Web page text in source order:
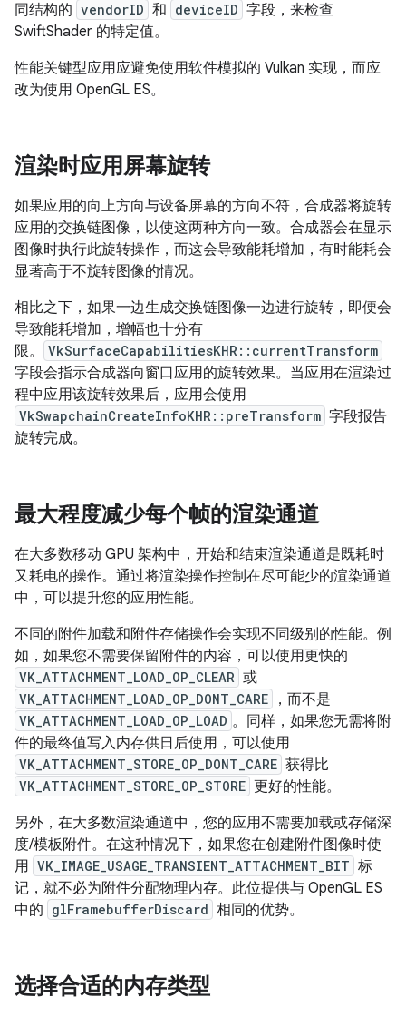
同结构的 vendorID 和 deviceID 字段，来检查
SwiftShader 的特定值。
性能关键型应用应避免使用软件模拟的 Vulkan 实现，而应
改为使用 OpenGL ES。
渲染时应用屏幕旋转
如果应用的向上方向与设备屏幕的方向不符，合成器将旋转
应用的交换链图像，以使这两种方向一致。合成器会在显示
图像时执行此旋转操作，而这会导致能耗增加，有时能耗会
显著高于不旋转图像的情况。
相比之下，如果一边生成交换链图像一边进行旋转，即便会
导致能耗增加，增幅也十分有
限。
VkSurfaceCapabilitiesKHR::currentTransform
字段会指示合成器向窗口应用的旋转效果。当应用在渲染过
程中应用该旋转效果后，应用会使用
VkSwapchainCreateInfoKHR::preTransform 字段报告
旋转完成。
最大程度减少每个帧的渲染通道
在大多数移动 GPU 架构中，开始和结束渲染通道是既耗时
又耗电的操作。通过将渲染操作控制在尽可能少的渲染通道
中，可以提升您的应用性能。
不同的附件加载和附件存储操作会实现不同级别的性能。例
如，如果您不需要保留附件的内容，可以使用更快的
VK_ATTACHMENT_LOAD_OP_CLEAR 或
VK_ATTACHMENT_LOAD_OP_DONT_CARE ，而不是
VK_ATTACHMENT_LOAD_OP_LOAD 。同样，如果您无需将附
件的最终值写入内存供日后使用，可以使用
VK_ATTACHMENT_STORE_OP_DONT_CARE 获得比
VK_ATTACHMENT_STORE_OP_STORE 更好的性能。
另外，在大多数渲染通道中，您的应用不需要加载或存储深
度/模板附件。在这种情况下，如果您在创建附件图像时使
用 VK_IMAGE_USAGE_TRANSIENT_ATTACHMENT_BIT 标
记，就不必为附件分配物理内存。此位提供与 OpenGL ES
中的 glFramebufferDiscard 相同的优势。
选择合适的内存类型